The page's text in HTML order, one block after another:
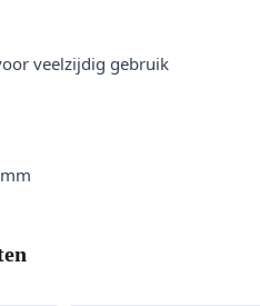
veelzijdig gebruik